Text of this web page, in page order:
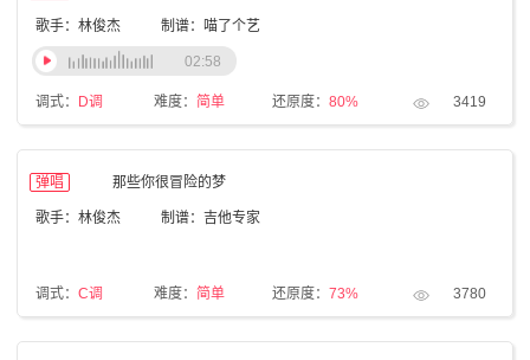
歌手：林俊杰 制谱：喵了个艺
调式： D调 难度： 简单 还原度： 80% 3419
02:58
弹唱 那些你很冒险的梦
歌手：林俊杰 制谱：吉他专家
调式： C调 难度： 简单 还原度： 73% 3780